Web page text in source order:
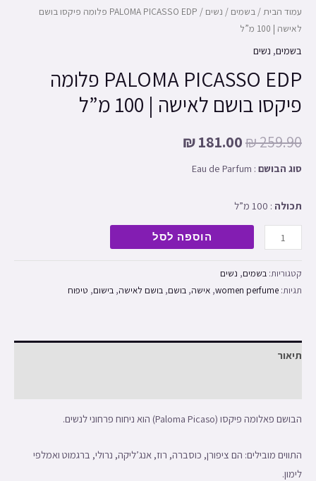
עמוד הבית/ בשמים / נשים
/ PALOMA PICASSO EDP פלומה פיקסו בושם
לאישה | 100 מ”ל
בשמים, נשים
PALOMA PICASSO EDP פלומה
פיקסו בושם לאישה | 100 מ”ל
₪259.90
₪181.00
סוג הבושם : Eau de Parfum
תכולה : 100 מ”ל
הוספה לסל
קטגוריות: בשמים, נשים
תגיות: women perfume
, אישה, בושם, בושם לאישה, בישום, טיפוח
תיאור
הבושם פאלומה פיקסו (Paloma Picaso) הוא ניחוח פרחוני לנשים.
התווים מובילים: הם ציפורן, כוסברה, רוז, אנג’ליקה, נרולי, ברגמוט ואמלפי
לימון.